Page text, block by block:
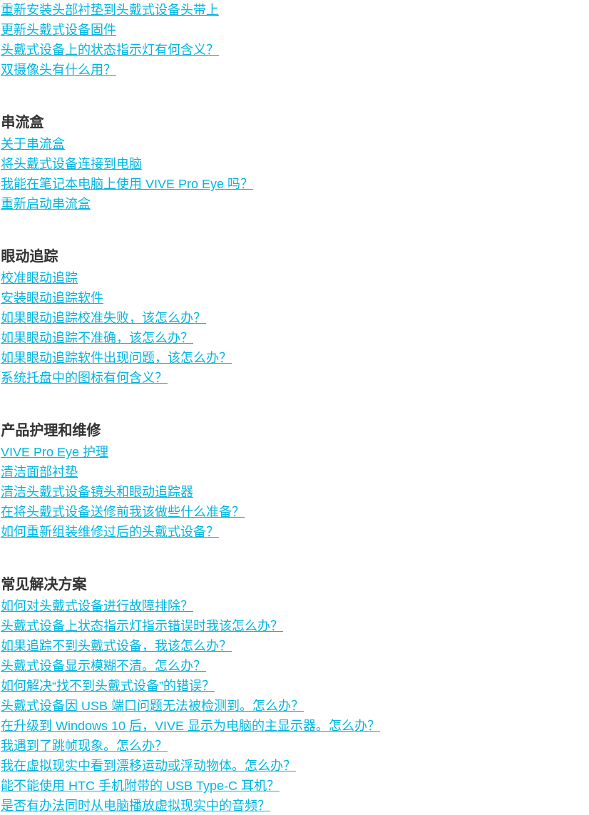
重新安装头部衬垫到头戴式设备头带上
更新头戴式设备固件
头戴式设备上的状态指示灯有何含义？
双摄像头有什么用？
串流盒
关于串流盒
将头戴式设备连接到电脑
我能在笔记本电脑上使用 VIVE Pro Eye 吗？
重新启动串流盒
眼动追踪
校准眼动追踪
安装眼动追踪软件
如果眼动追踪校准失败，该怎么办？
如果眼动追踪不准确，该怎么办？
如果眼动追踪软件出现问题，该怎么办？
系统托盘中的图标有何含义？
产品护理和维修
VIVE Pro Eye 护理
清洁面部衬垫
清洁头戴式设备镜头和眼动追踪器
在将头戴式设备送修前我该做些什么准备？
如何重新组装维修过后的头戴式设备？
常见解决方案
如何对头戴式设备进行故障排除？
头戴式设备上状态指示灯指示错误时我该怎么办？
如果追踪不到头戴式设备，我该怎么办？
头戴式设备显示模糊不清。怎么办？
如何解决​“‍找不到头戴式设备”的错误？
头戴式设备因 USB 端口问题无法被检测到。怎么办？
在升级到 Windows 10 后，VIVE 显示为电脑的主显示器。怎么办？
我遇到了跳帧现象。怎么办？
我在虚拟现实中看到漂移运动或浮动物体。怎么办？
能不能使用 HTC 手机附带的 USB Type-C 耳机？
是否有办法同时从电脑播放虚拟现实中的音频？